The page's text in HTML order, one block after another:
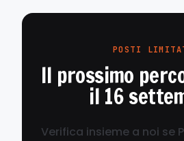
POSTI
Il prossimo
il 16
Verifica insieme a noi se